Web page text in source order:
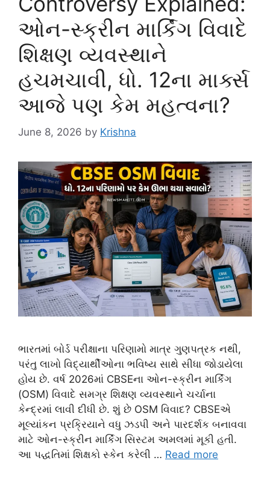
ઓન-સ્ક્રીન માર્કિંગ વિવાદે
શિક્ષણ વ્યવસ્થાને
હચમચાવી, ધો. 12ના માર્ક્સ
આજે પણ કેમ મહત્વના?
June 8, 2026 by Krishna
ભારતમાં બોર્ડ પરીક્ષાના પરિણામો માત્ર ગુણપત્રક નથી,
પરંતુ લાખો વિદ્યાર્થીઓના ભવિષ્ય સાથે સીધા જોડાયેલા
હોય છે. વર્ષ 2026માં CBSEના ઓન-સ્ક્રીન માર્કિંગ
(OSM) વિવાદે સમગ્ર શિક્ષણ વ્યવસ્થાને ચર્ચાના
કેન્દ્રમાં લાવી દીધી છે. શું છે OSM વિવાદ? CBSEએ
મૂલ્યાંકન પ્રક્રિયાને વધુ ઝડપી અને પારદર્શક બનાવવા
માટે ઓન-સ્ક્રીન માર્કિંગ સિસ્ટમ અમલમાં મૂકી હતી.
આ પદ્ધતિમાં શિક્ષકો સ્કેન કરેલી … Read more